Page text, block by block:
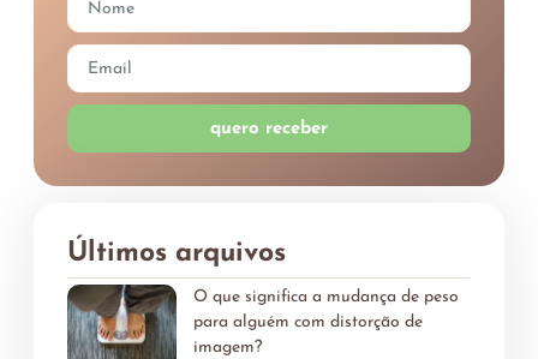
quero receber
Últimos arquivos
O que significa a mudança de peso
para alguém com distorção de
imagem?